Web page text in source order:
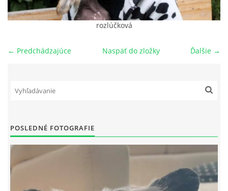
NAŠI PSI
ODKAZY
TORTY
MOJA TVORBA
rozlúčková
← Predchádzajúce Ďalšie →
Naspäť do zložky
POSLEDNÉ FOTOGRAFIE